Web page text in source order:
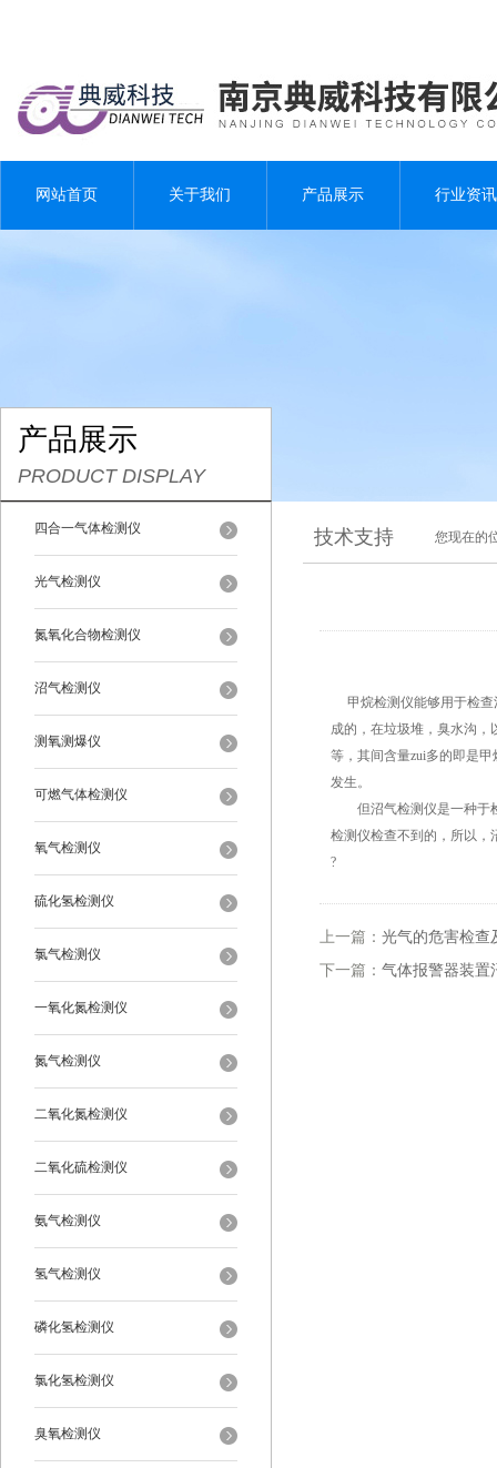
网站首页 关于我们 产品展示 行业资讯
产品展示
PRODUCT DISPLAY
四合一气体检测仪
光气检测仪
氮氧化合物检测仪
沼气检测仪
测氧测爆仪
可燃气体检测仪
氧气检测仪
硫化氢检测仪
氯气检测仪
一氧化氮检测仪
氮气检测仪
二氧化氮检测仪
二氧化硫检测仪
氨气检测仪
氢气检测仪
磷化氢检测仪
氯化氢检测仪
臭氧检测仪
技术支持 您现在的
甲烷检测仪能够用于检查
成的，在垃圾堆，臭水沟
等，其间含量zui多的即是
发生。
但沼气检测仪是一种于检
检测仪检查不到的，所以，
?
上一篇： 光气的危害检查
下一篇： 气体报警器装置